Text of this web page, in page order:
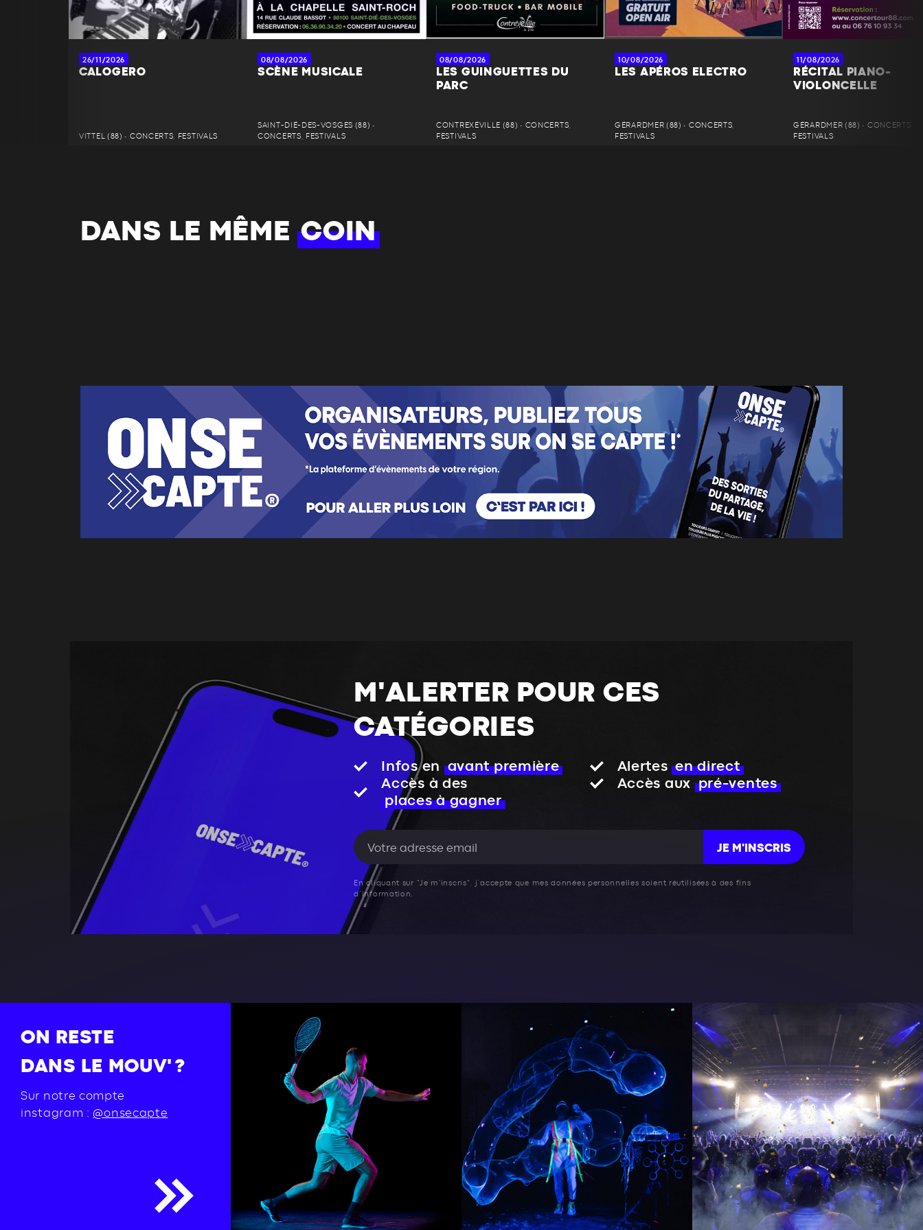
26/11/2026
CALOGERO
VITTEL (88) • CONCERTS, FESTIVALS
08/08/2026
SCÈNE MUSICALE
SAINT-DIÉ-DES-VOSGES (88) •
CONCERTS, FESTIVALS
08/08/2026
LES GUINGUETTES DU
PARC
CONTREXÉVILLE (88) • CONCERTS,
FESTIVALS
10/08/2026
LES APÉROS ELECTRO
GÉRARDMER (88) • CONCERTS,
FESTIVALS
11/08/2026
RÉCITAL PIANO-
VIOLONCELLE
GÉRARDMER (88) • CONCERTS,
FESTIVALS
DANS LE MÊMECOIN
M'ALERTER POUR CES
CATÉGORIES
Infos en avant première Alertes en direct
Accès à des
places à gagner
Accès aux pré-ventes
JE M'INSCRIS
En cliquant sur "Je m'inscris", j’accepte que mes données personnelles soient réutilisées à des fins
d’information.
ON RESTE
DANS LE MOUV' ?
Sur notre compte
instagram :@onsecapte